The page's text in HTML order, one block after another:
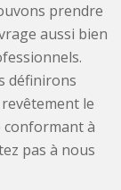
prendre
aussi bien
définirons
le
conformant à
pas à nous